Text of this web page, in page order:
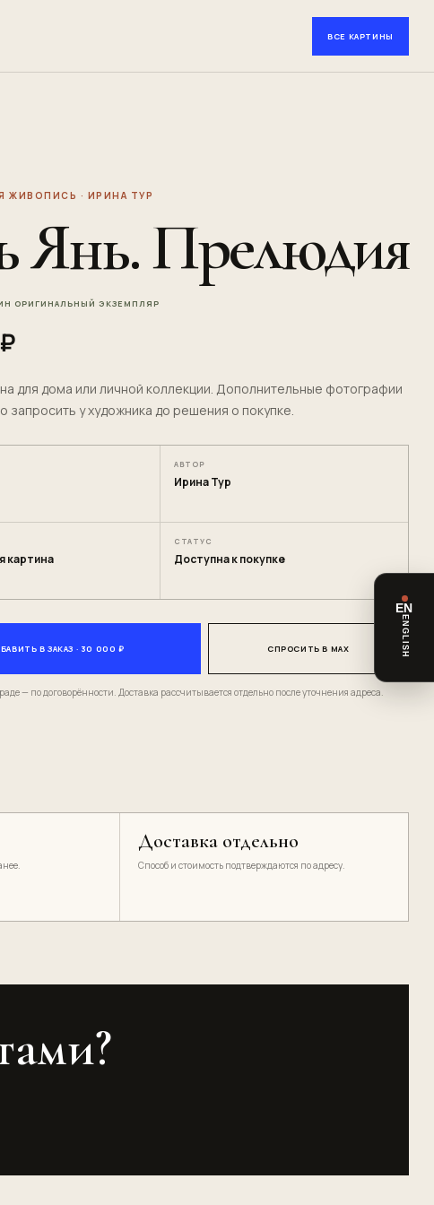
EN
ENGLISH
ВСЕ КАРТИНЫ
ЖИВОПИСЬ · ИРИНА ТУР
Янь. Прелюдия
ОРИГИНАЛЬНЫЙ ЭКЗЕМПЛЯР
для дома или личной коллекции. Дополнительные фотографии
запросить у художника до решения о покупке.
АВТОР
Ирина Тур
картина
СТАТУС
Доступна к покупке
В ЗАКАЗ · 30 000 ₽ СПРОСИТЬ В MAX
— по договорённости. Доставка рассчитывается отдельно после уточнения адреса.
Доставка отдельно
Способ и стоимость подтверждаются по адресу.